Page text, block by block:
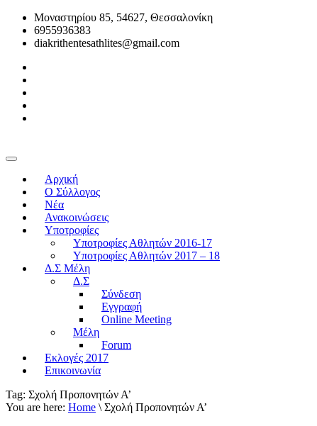
Μοναστηρίου 85, 54627, Θεσσαλονίκη
6955936383
diakrithentesathlites@gmail.com
Αρχική
O Σύλλογος
Νέα
Ανακοινώσεις
Υποτροφίες
Υποτροφίες Αθλητών 2016-17
Υποτροφίες Αθλητών 2017 – 18
Δ.Σ Μέλη
Δ.Σ
Σύνδεση
Εγγραφή
Online Meeting
Μέλη
Forum
Εκλογές 2017
Επικοινωνία
Tag: Σχολή Προπονητών Α’
You are here: Home \ Σχολή Προπονητών Α’